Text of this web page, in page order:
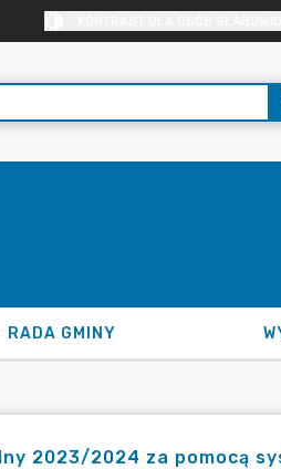
RADA GMINY
2023/2024 za pomocą